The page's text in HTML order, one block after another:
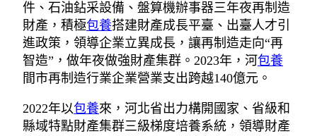
件、石油鉆采設備、盤算機辦事器三年夜再制造
財產，積極包養搭建財產成長平臺、出臺人才引
進政策，領導企業立異成長，讓再制造走向“再
智造”，做年夜做強財產集群。2023年，河 包養
間市再制造行業企業營業支出跨越140億元。
2022年以包養來，河北省出力構開國家、省級和
縣域特點財產集群三級梯度培養系統，領導財產